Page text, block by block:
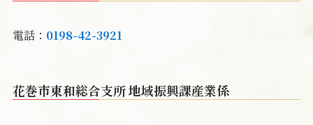
電話： 0198-42-3921
花巻市東和総合支所 地域振興課産業係